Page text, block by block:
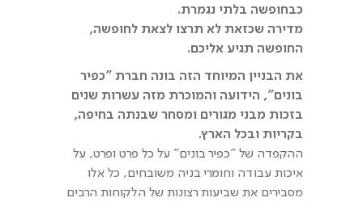
כבחופשה בלתי נגמרת.
מדירה שכזאת לא תרצו לצאת לחופשה,
החופשה תגיע אליכם.
את הבניין המיוחד הזה בונה חברת "כפיר
בונים", הידועה והמוכרת מזה עשרות שנים
בזכות מבני מגורים ומסחר שבנתה בחיפה,
בקריות ובכל הארץ.
ההקפדה של "כפיר בונים" על כל פרט ופרט, על
איכות עבודה וחומרי בניה משובחים, כל אלו
מסבירים את שביעות רצונות של הלקוחות הרבים